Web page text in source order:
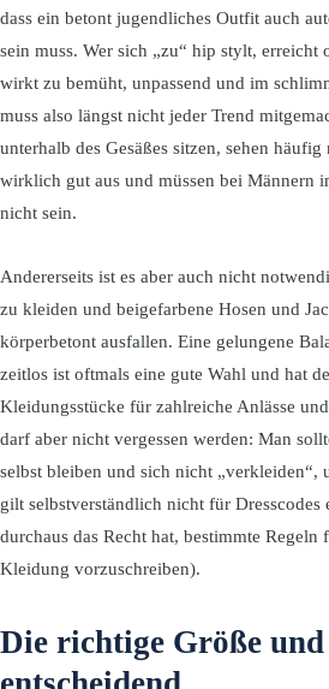
dass ein betont jugendliches Outfit auch
sein muss. Wer sich „zu“ hip stylt, erreicht
wirkt zu bemüht, unpassend und im
muss also längst nicht jeder Trend
unterhalb des Gesäßes sitzen, sehen
wirklich gut aus und müssen bei Männern
nicht sein.
Andererseits ist es aber auch nicht
zu kleiden und beigefarbene Hosen und
körperbetont ausfallen. Eine gelungene
zeitlos ist oftmals eine gute Wahl und hat
Kleidungsstücke für zahlreiche Anlässe
darf aber nicht vergessen werden: Man
selbst bleiben und sich nicht „verkleiden“,
gilt selbstverständlich nicht für
durchaus das Recht hat, bestimmte Regeln
Kleidung vorzuschreiben).
Die richtige Größe